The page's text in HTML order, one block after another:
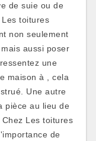
de suie ou de
toitures
non seulement
aussi poser
une
maison à , cela
Une autre
pièce au lieu de
Les toitures
de